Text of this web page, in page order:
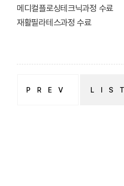
메디컬플로싱테크닉과정 수료
재활필라테스과정 수료
PREV